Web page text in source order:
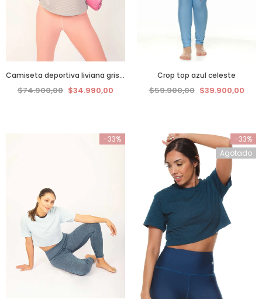
Camiseta deportiva liviana gris claro
$74.900,00 $34.990,00
Crop top azul celeste
$59.900,00 $39.900,00
-33%
-33%
Agotado